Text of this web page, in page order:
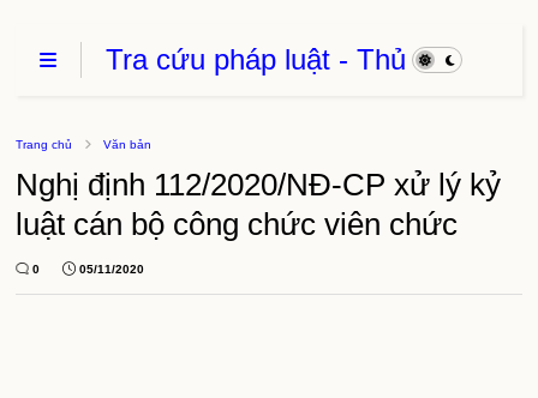
Tra cứu pháp luật - Thủ
thuật phần mềm
Trang chủ Văn bản
Nghị định 112/2020/NĐ-CP xử lý kỷ
luật cán bộ công chức viên chức
0 05/11/2020